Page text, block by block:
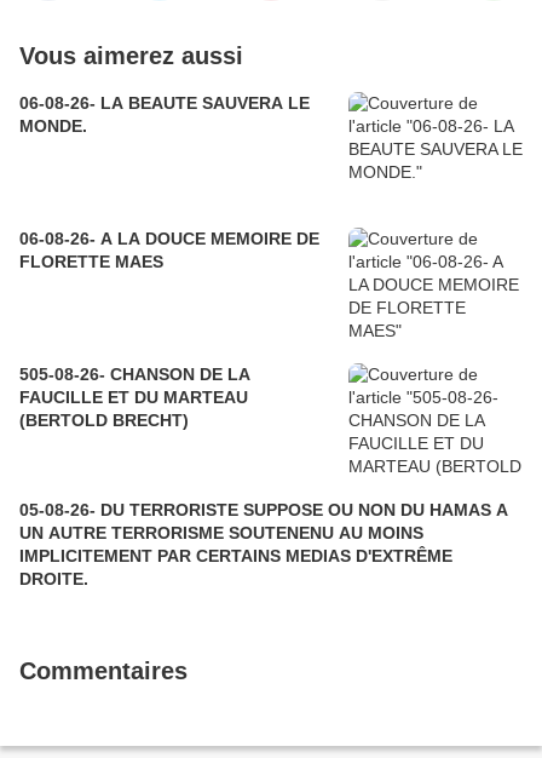
Vous aimerez aussi
06-08-26- LA BEAUTE SAUVERA LE
MONDE.
06-08-26- A LA DOUCE MEMOIRE DE
FLORETTE MAES
505-08-26- CHANSON DE LA
FAUCILLE ET DU MARTEAU
(BERTOLD BRECHT)
05-08-26- DU TERRORISTE SUPPOSE OU NON DU HAMAS A
UN AUTRE TERRORISME SOUTENENU AU MOINS
IMPLICITEMENT PAR CERTAINS MEDIAS D'EXTRÊME
DROITE.
Commentaires